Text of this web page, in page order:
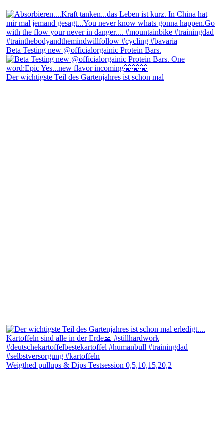
Beta Testing new @officialorgainic Protein Bars.
Der wichtigste Teil des Gartenjahres ist schon mal
Weigthed pullups & Dips Testsession 0,5,10,15,20,2